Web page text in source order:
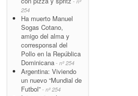
254
Ha muerto Manuel
Sogas Cotano,
amigo del alma y
corresponsal del
Pollo en la República
Dominicana - nº 254
Argentina: Viviendo
un nuevo “Mundial de
Futbol” - nº 254